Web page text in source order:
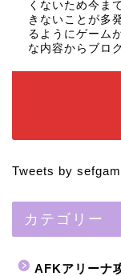
くないため今ま
きないことが多
るようにゲーム
な内容からブロ
Tweets by
カテゴリー
AFKアリーナ